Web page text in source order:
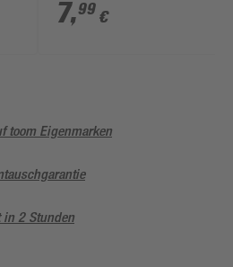
7,99 €
toom Eigenmarken
2 Stunden